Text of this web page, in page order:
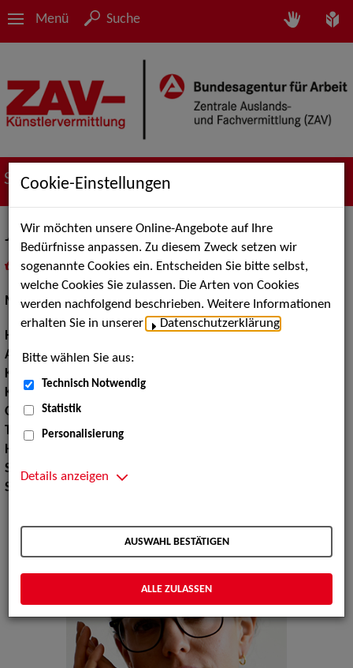
Menü Suche
Suche nach Künstler*innen
Jule K.
als PDF speichern
inMeine Merklistelegen
Models / Werbung:Fotomodell
Haarfarbe:
Augenfarbe:braun
Körpergröße:
Konfektionsgröße:
38 40
Oberweite:92
Taille:
70
Hüfte:
Schuhgröße:
41
Specials:
Cookie-Einstellungen
Wir möchten unsere Online-Angebote auf Ihre
Bedürfnisse anpassen. Zu diesem Zweck setzen wir
sogenannte Cookies ein. Entscheiden Sie bitte selbst,
welche Cookies Sie zulassen. Die Arten von Cookies
werden nachfolgend beschrieben. Weitere Informationen
erhalten Sie in unserer
Datenschutzerklärung
Bitte wählen Sie aus:
Technisch Notwendig
Statistik
Personalisierung
Details anzeigen
AUSWAHL BESTÄTIGEN
ALLE ZULASSEN